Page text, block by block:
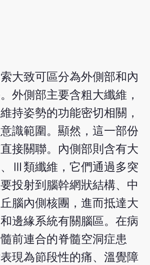
大致可區分為外側部和內
外側部主要含粗大纖維，
持姿勢的功能密切相關，
識範圍。顯然，這一部份
接關聯。內側部則含有大
Ⅲ類纖維，它們通過多突
投射到腦幹網狀結構、中
腦內側核團，進而抵達大
邊緣系統有關腦區。在病
前連合的脊髓空洞症患
現為節段性的痛、溫覺障